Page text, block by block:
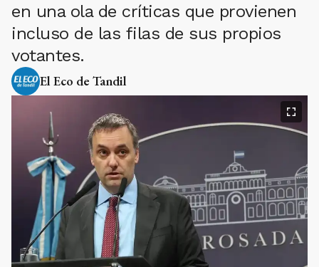
en una ola de críticas que provienen
incluso de las filas de sus propios
votantes.
El Eco de Tandil